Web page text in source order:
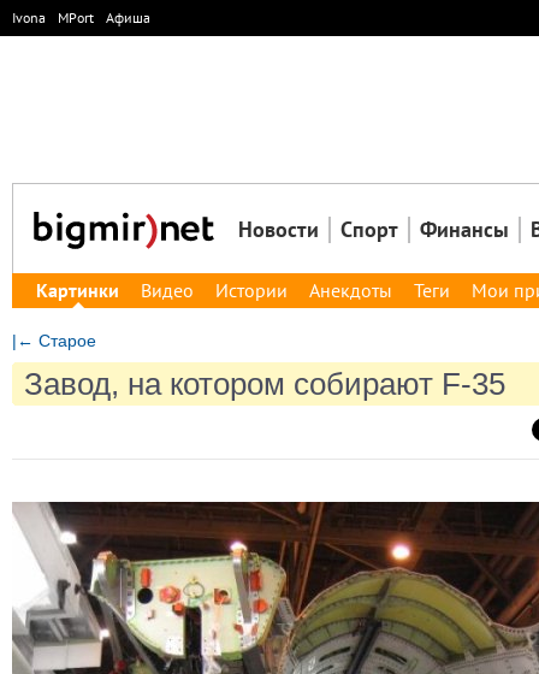
Ivona MPort Афиша
Новости Спорт Финансы
Картинки Видео Истории Анекдоты Теги Мои
|← Старое
Завод, на котором собирают F-35